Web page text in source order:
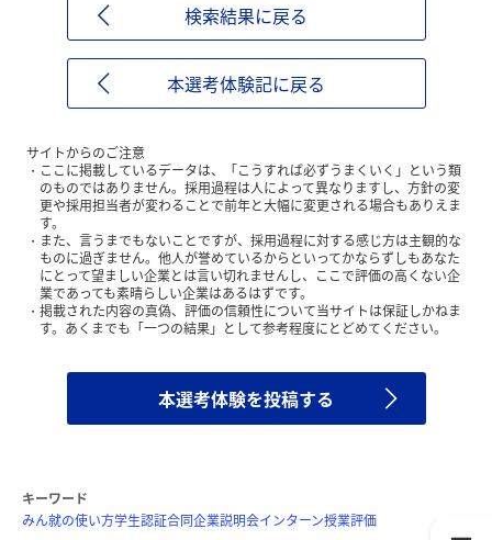
検索結果に戻る
本選考体験記に戻る
サイトからのご注意
ここに掲載しているデータは、「こうすれば必ずうまくいく」という類
のものではありません。採用過程は人によって異なりますし、方針の変
更や採用担当者が変わることで前年と大幅に変更される場合もありえま
す。
また、言うまでもないことですが、採用過程に対する感じ方は主観的な
ものに過ぎません。他人が誉めているからといってかならずしもあなた
にとって望ましい企業とは言い切れませんし、ここで評価の高くない企
業であっても素晴らしい企業はあるはずです。
掲載された内容の真偽、評価の信頼性について当サイトは保証しかねま
す。あくまでも「一つの結果」として参考程度にとどめてください。
本選考体験を投稿する
キーワード
みん就の使い方学生認証合同企業説明会インターン授業評価